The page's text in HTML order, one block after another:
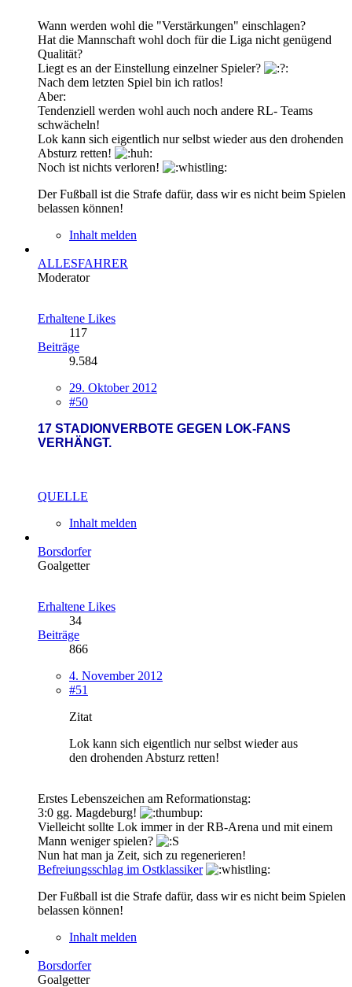
Wann werden wohl die "Verstärkungen" einschlagen?
Hat die Mannschaft wohl doch für die Liga nicht genügend
Qualität?
Liegt es an der Einstellung einzelner Spieler?
Nach dem letzten Spiel bin ich ratlos!
Aber:
Tendenziell werden wohl auch noch andere RL- Teams
schwächeln!
Lok kann sich eigentlich nur selbst wieder aus den drohenden
Absturz retten!
Noch ist nichts verloren!
Der Fußball ist die Strafe dafür, dass wir es nicht beim Spielen
belassen können!
Inhalt melden
ALLESFAHRER
Moderator
Erhaltene Likes
117
Beiträge
9.584
29. Oktober 2012
#50
17 STADIONVERBOTE GEGEN LOK-FANS
VERHÄNGT.
QUELLE
Inhalt melden
Borsdorfer
Goalgetter
Erhaltene Likes
34
Beiträge
866
4. November 2012
#51
Zitat
Lok kann sich eigentlich nur selbst wieder aus
den drohenden Absturz retten!
Erstes Lebenszeichen am Reformationstag:
3:0 gg. Magdeburg!
Vielleicht sollte Lok immer in der RB-Arena und mit einem
Mann weniger spielen?
Nun hat man ja Zeit, sich zu regenerieren!
Befreiungsschlag im Ostklassiker
Der Fußball ist die Strafe dafür, dass wir es nicht beim Spielen
belassen können!
Inhalt melden
Borsdorfer
Goalgetter